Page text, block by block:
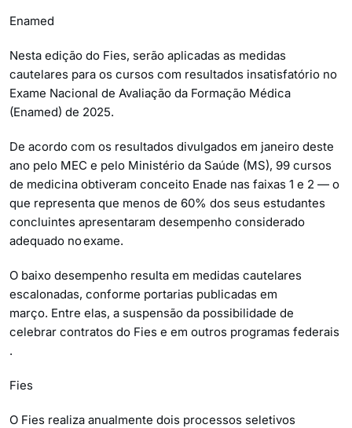
Enamed
Nesta edição do Fies, serão aplicadas as medidas
cautelares para os cursos com resultados insatisfatório no
Exame Nacional de Avaliação da Formação Médica
(Enamed) de 2025.
De acordo com os resultados divulgados em janeiro deste
ano pelo MEC e pelo Ministério da Saúde (MS), 99 cursos
de medicina obtiveram conceito Enade nas faixas 1 e 2 — o
que representa que menos de 60% dos seus estudantes
concluintes apresentaram desempenho considerado
adequado no exame.
O baixo desempenho resulta em medidas cautelares
escalonadas, conforme portarias publicadas em
março. Entre elas, a suspensão da possibilidade de
celebrar contratos do Fies e em outros programas federais
.
Fies
O Fies realiza anualmente dois processos seletivos